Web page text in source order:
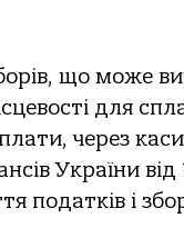
що може
для
через
Укрaїни
і